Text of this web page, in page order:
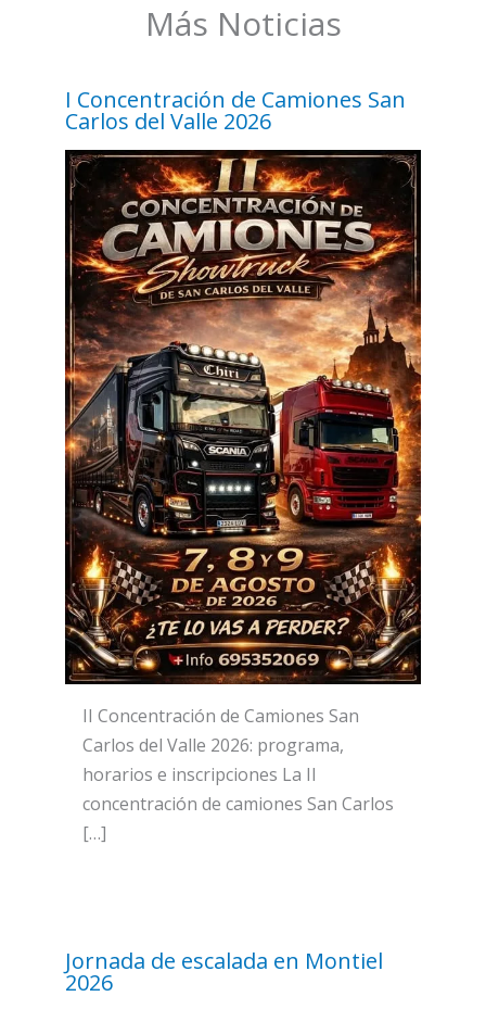
Más Noticias
I Concentración de Camiones San
Carlos del Valle 2026
II Concentración de Camiones San
Carlos del Valle 2026: programa,
horarios e inscripciones La II
concentración de camiones San Carlos
[…]
Jornada de escalada en Montiel
2026